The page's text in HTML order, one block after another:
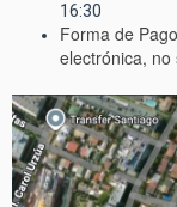
16:30
Forma de
electrónica,